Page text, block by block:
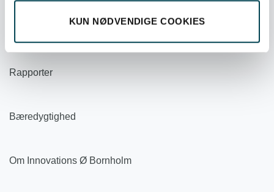
KUN NØDVENDIGE COOKIES
Rapporter
Bæredygtighed
Om Innovations Ø Bornholm